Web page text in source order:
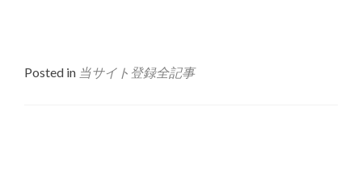
Posted in 当サイト登録全記事